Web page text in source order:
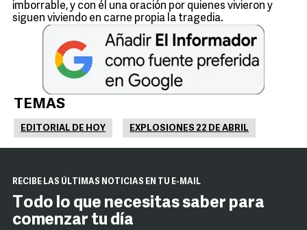
imborrable, y con él una oración por quienes vivieron y
siguen viviendo en carne propia la tragedia.
TEMAS
EDITORIAL DE HOY EXPLOSIONES 22 DE ABRIL
RECIBE LAS ÚLTIMAS NOTICIAS EN TU E-MAIL
Todo lo que necesitas saber para
comenzar tu día